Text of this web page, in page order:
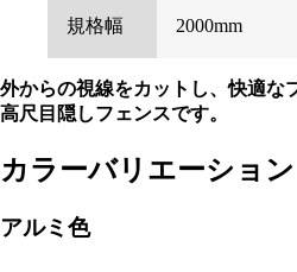
規格幅 2000mm
外からの視線をカットし、快適な
高尺目隠しフェンスです。
カラーバリエーション
アルミ色